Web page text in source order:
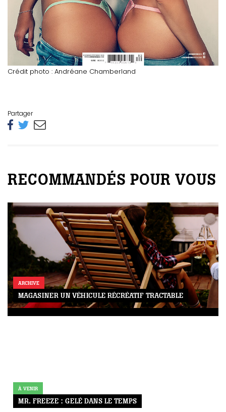
Crédit photo : Andréane Chamberland
Partager
RECOMMANDÉS POUR VOUS
ARCHIVE
MAGASINER UN VÉHICULE RÉCRÉATIF TRACTABLE
À VENIR
MR. FREEZE : GELÉ DANS LE TEMPS